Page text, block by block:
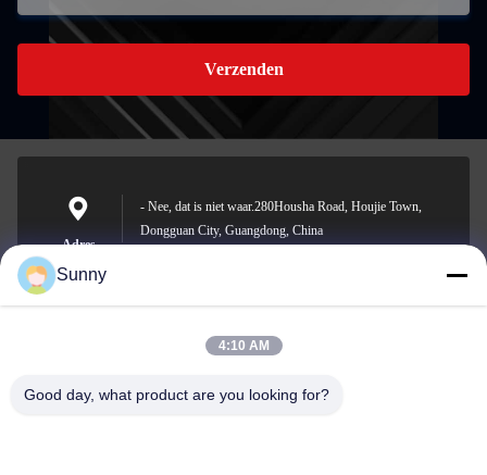
Verzenden
Adres
- Nee, dat is niet waar.280Housha Road, Houjie Town,
Dongguan City, Guangdong, China
E-mail
sunny.xu@woolsche.com
Sunny
4:10 AM
Good day, what product are you looking for?